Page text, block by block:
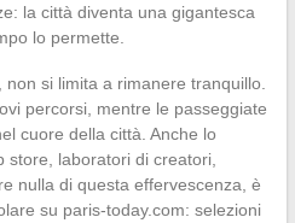
la città diventa una gigantesca
lo permette.
si limita a rimanere tranquillo.
percorsi, mentre le passeggiate
cuore della città. Anche lo
laboratori di creatori,
nulla di questa effervescenza, è
su paris-today.com: selezioni